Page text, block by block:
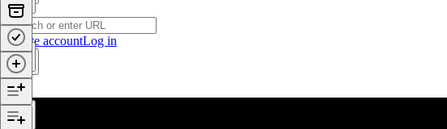
Create accountLog in